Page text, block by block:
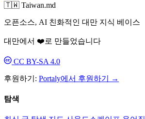
🇹🇼 Taiwan.md
오픈소스, AI 친화적인 대만 지식 베이스
대만에서 ❤️로 만들었습니다
CC BY-SA 4.0
후원하기: Portaly에서 후원하기 →
탐색